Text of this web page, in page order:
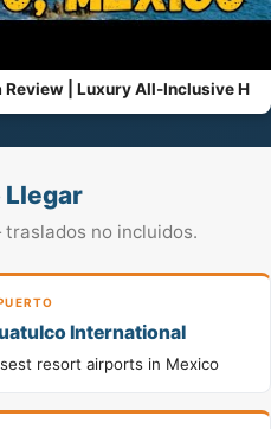
Review | Luxury All-Inclusive H
Llegar
no incluidos.
International
resort airports in Mexico